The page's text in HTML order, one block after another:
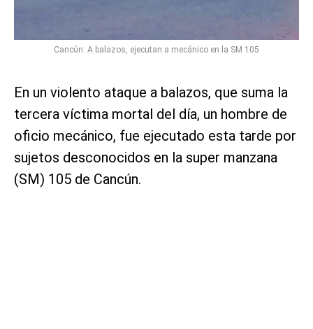
Cancún: A balazos, ejecutan a mecánico en la SM 105
En un violento ataque a balazos, que suma la
tercera víctima mortal del día, un hombre de
oficio mecánico, fue ejecutado esta tarde por
sujetos desconocidos en la super manzana
(SM) 105 de Cancún.